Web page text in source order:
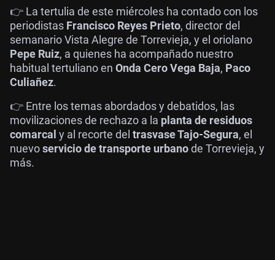
👉 La tertulia de este miércoles ha contado con los
periodistas Francisco Reyes Prieto, director del
semanario Vista Alegre de Torrevieja, y el oriolano
Pepe Ruiz, a quienes ha acompañado nuestro
habitual tertuliano en Onda Cero Vega Baja, Paco
Culiañez.
👉 Entre los temas abordados y debatidos, las
movilizaciones de rechazo a la planta de residuos
comarcal y al recorte del trasvase Tajo-Segura, el
nuevoservicio de transporte urbanode Torrevieja, y
más.